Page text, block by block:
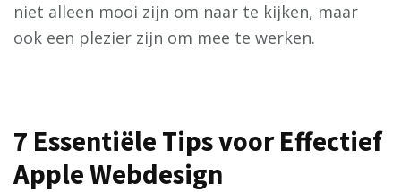
niet alleen mooi zijn om naar te kijken, maar
ook een plezier zijn om mee te werken.
7 Essentiële Tips voor Effectief
Apple Webdesign